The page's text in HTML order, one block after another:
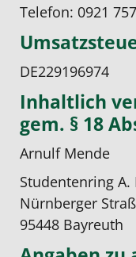
Telefon: 0921
DE229196974
Inhaltlich
gem. § 18
Arnulf Mende
Studentenring A.
Nürnberger
95448 Bayreuth